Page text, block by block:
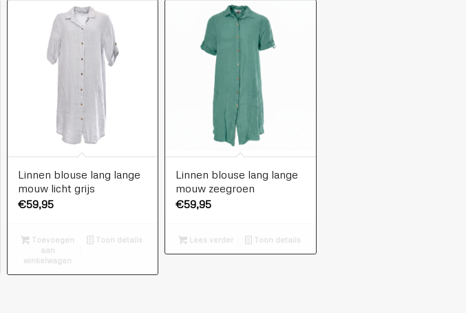
Linnen blouse lang lange
mouw licht grijs
€59,95
Toevoegen
aan
winkelwagen
Toon details
Linnen blouse lang lange
mouw zeegroen
€59,95
Lees verder Toon details